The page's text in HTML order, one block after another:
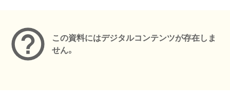
この資料にはデジタルコンテンツが存在しま
せん。